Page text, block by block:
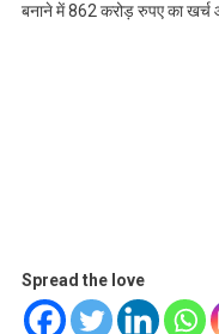
बनाने में 862 करोड़ रुपए का खर्च
Spread the love